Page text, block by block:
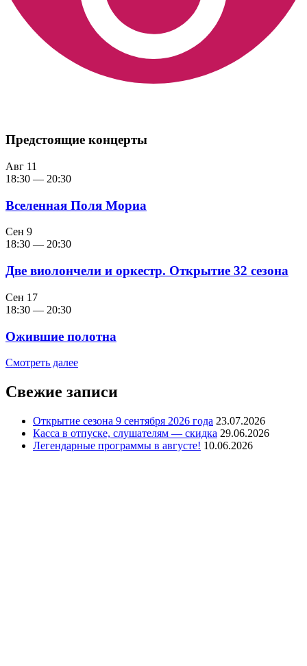
Предстоящие концерты
Авг 11
18:30 — 20:30
Вселенная Поля Мориа
Сен 9
18:30 — 20:30
Две виолончели и оркестр. Открытие 32 сезона
Сен 17
18:30 — 20:30
Ожившие полотна
Смотреть далее
Свежие записи
Открытие сезона 9 сентября 2026 года 23.07.2026
Касса в отпуске, слушателям — скидка 29.06.2026
Легендарные программы в августе! 10.06.2026